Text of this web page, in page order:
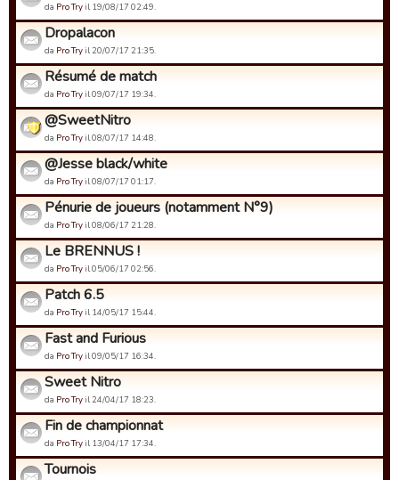
da Pro Tryil 19/08/17 02:49.
Dropalacon
da Pro Tryil 20/07/17 21:35.
Résumé de match
da Pro Tryil 09/07/17 19:34.
@SweetNitro
da Pro Tryil 08/07/17 14:48.
@Jesse black/white
da Pro Tryil 08/07/17 01:17.
Pénurie de joueurs (notamment N°9)
da Pro Tryil 08/06/17 21:28.
Le BRENNUS !
da Pro Tryil 05/06/17 02:56.
Patch 6.5
da Pro Tryil 14/05/17 15:44.
Fast and Furious
da Pro Tryil 09/05/17 16:34.
Sweet Nitro
da Pro Tryil 24/04/17 18:23.
Fin de championnat
da Pro Tryil 13/04/17 17:34.
Tournois